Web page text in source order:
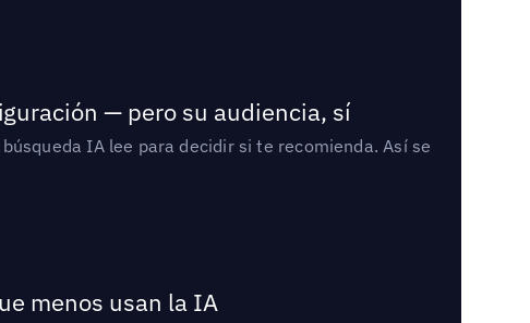
— pero su audiencia, sí
IA lee para decidir si te recomienda. Así se
menos usan la IA